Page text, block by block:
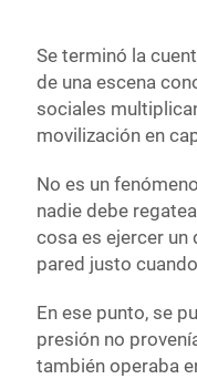
Se terminó la
de una escena
sociales
movilización en
No es un
nadie debe
cosa es ejercer
pared justo
En ese punto, se
presión no
también operaba